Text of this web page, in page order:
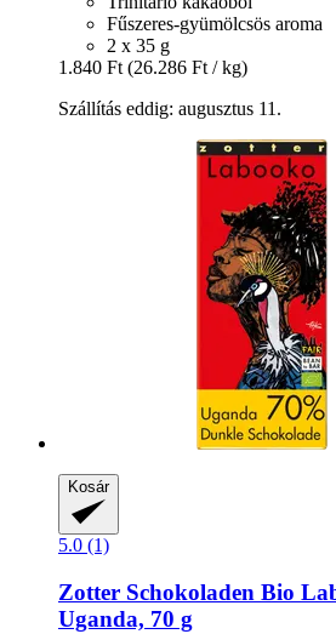
Fűszeres-gyümölcsös aroma
2 x 35 g
1.840 Ft (26.286 Ft / kg)
Szállítás eddig: augusztus 11.
Kosár
5.0 (1)
Zotter Schokoladen Bio
Uganda, 70 g